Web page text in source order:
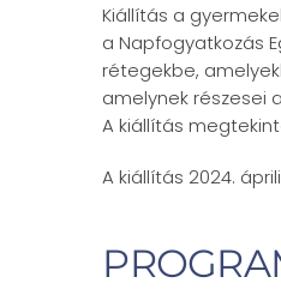
Kiállítás a
a Napfogyatkozás
rétegekbe,
amelynek részesei
A kiállítás
A kiállítás 2024.